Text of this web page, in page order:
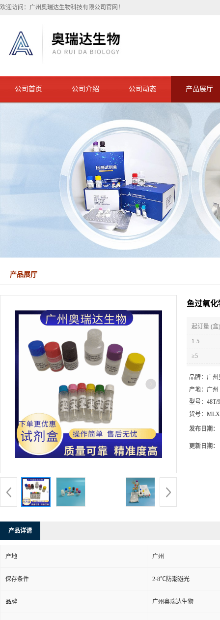
欢迎访问：广州奥瑞达生物科技有限公司官网！
公司首页 公司介绍 公司动态 产品展厅
产品展厅
鱼过氧
起订量 (盒)
1-5
≥5
品牌： 广州
产地： 广州
型号： 48T/
货号：
发布日期：
更新日期：
产品详请
产地 广州
保存条件 2-8℃防潮避光
品牌 广州奥瑞达生物